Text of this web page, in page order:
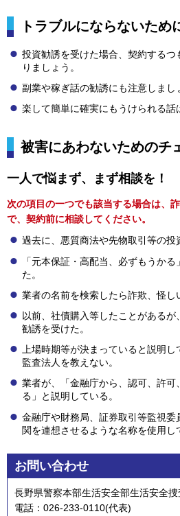
トラブルにならないため
投資勧誘を受けた場合、契約する
りましょう。
副業や稼ぎ話の勧誘にも注意しまし
楽して簡単に確実にもうけられる話
被害にあわないためのチ
一人で悩まず、まず相談を！
次の項目の一つでも該当する場合は、
で、契約前に相談してください。
過去に、悪質商法や先物取引等の投
「元本保証・高配当、必ずもうか
た。
業者の名前を検索したら詐欺、怪し
以前、社債購入等したことがある
勧誘を受けた。
上場時期等が決まっていると説明
監査法人を教えない。
業者が、「金融庁から、認可、許
る」と説明している。
金融庁や財務局、証券取引等監視
関を連想させるような名称を使用し
お問い合わせ
長野県警察本部生活安全部生活安全捜
電話：026-233-0110(代表)